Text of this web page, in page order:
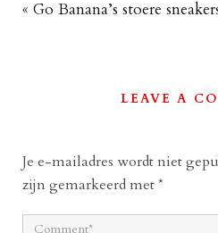
« Go Banana’s stoere
LEAVE A
Je e-mailadres wordt niet
zijn gemarkeerd met*